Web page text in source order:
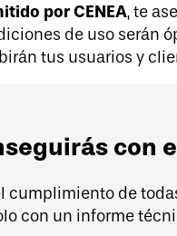
por CENEA, te
de uso serán
tus usuarios y
con
cumplimiento de
con un informe